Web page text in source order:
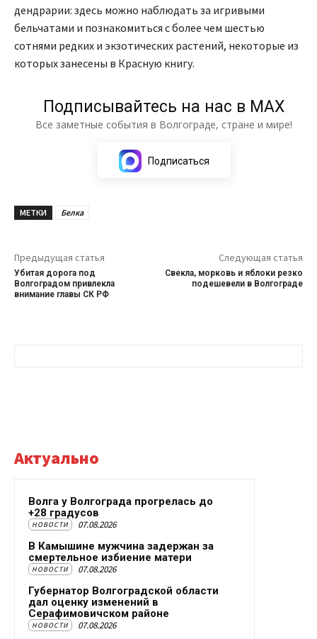
дендрарии: здесь можно наблюдать за игривыми
бельчатами и познакомиться с более чем шестью
сотнями редких и экзотических растений, некоторые из
которых занесены в Красную книгу.
Подписывайтесь на нас в МАХ
Все заметные события в Волгограде, стране и мире!
Подписаться
МЕТКИ Белка
Предыдущая статья
Убитая дорога под
Волгоградом привлекла
внимание главы СК РФ
Следующая статья
Свекла, морковь и яблоки резко
подешевели в Волгограде
Актуально
Волга у Волгограда прогрелась до
+28 градусов
НОВОСТИ 07.08.2026
В Камышине мужчина задержан за
смертельное избиение матери
НОВОСТИ 07.08.2026
Губернатор Волгоградской области
дал оценку изменений в
Серафимовичском районе
НОВОСТИ 07.08.2026